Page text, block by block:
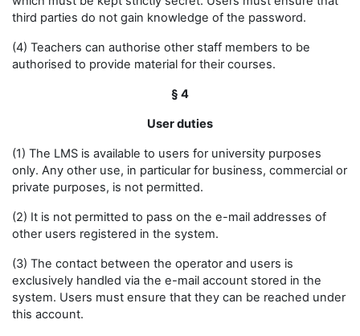
third parties do not gain knowledge of the password.
(4) Teachers can authorise other staff members to be
authorised to provide material for their courses.
§ 4
User duties
(1) The LMS is available to users for university purposes
only. Any other use, in particular for business, commercial or
private purposes, is not permitted.
(2) It is not permitted to pass on the e-mail addresses of
other users registered in the system.
(3) The contact between the operator and users is
exclusively handled via the e-mail account stored in the
system. Users must ensure that they can be reached under
this account.